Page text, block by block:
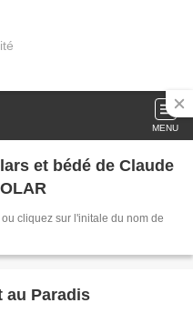
MENU
de Claude
cliquez sur l'initale du nom de
au Paradis